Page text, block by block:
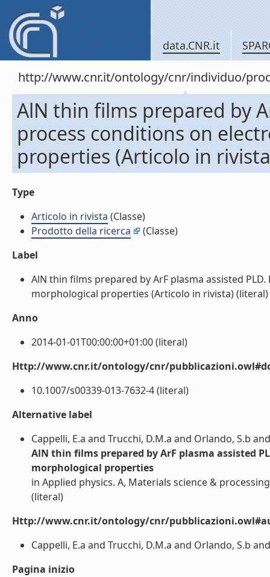
data.CNR.it
http://www.cnr.it/ontology/cnr/individuo/
AlN thin films prepared by
process conditions on
properties (Articolo in
Type
Articolo in rivista (Classe)
Prodotto della ricerca
(Classe)
Label
AlN thin films prepared by ArF plasma assisted
morphological properties (Articolo in rivista) (literal)
Anno
2014-01-01T00:00:00+01:00 (literal)
Http://www.cnr.it/ontology/cnr/
10.1007/s00339-013-7632-4 (literal)
Alternative label
Cappelli, E.a and Trucchi, D.M.a and Orlando, S.b
AlN thin films prepared by ArF plasma assisted
morphological properties
in Applied physics. A, Materials science &
(literal)
Http://www.cnr.it/ontology/cnr/
Cappelli, E.a and Trucchi, D.M.a and Orlando, S.b
Pagina inizio